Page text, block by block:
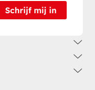
Schrijf mij in